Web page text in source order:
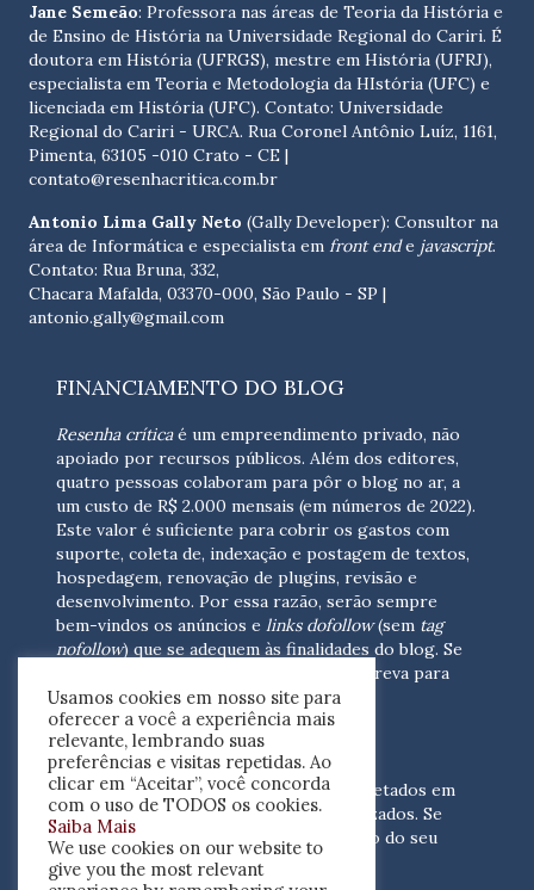
Jane Semeão: Professora nas áreas de Teoria da História e
de Ensino de História na Universidade Regional do Cariri. É
doutora em História (UFRGS), mestre em História (UFRJ),
especialista em Teoria e Metodologia da HIstória (UFC) e
licenciada em História (UFC). Contato: Universidade
Regional do Cariri - URCA. Rua Coronel Antônio Luíz, 1161,
Pimenta, 63105 -010 Crato - CE |
contato@resenhacritica.com.br
Antonio Lima Gally Neto (Gally Developer): Consultor na
área de Informática e especialista em front ende javascript.
Contato: Rua Bruna, 332,
Chacara Mafalda, 03370-000, São Paulo - SP |
antonio.gally@gmail.com
FINANCIAMENTO DO BLOG
Resenha críticaé um empreendimento privado, não
apoiado por recursos públicos. Além dos editores,
quatro pessoas colaboram para pôr o blog no ar, a
um custo de R$ 2.000 mensais (em números de 2022).
Este valor é suficiente para cobrir os gastos com
suporte, coleta de, indexação e postagem de textos,
hospedagem, renovação de plugins, revisão e
desenvolvimento. Por essa razão, serão sempre
bem-vindos os anúncios e links dofollow(sem tag
nofollow) que se adequem às finalidades do blog. Se
escreva para
nós(contato@resenhacritica.com.br)
FONTES E ACERVO
As resenhas, dossiês e sumários são coletados em
periódicos acadêmicos e sites especializados. Se
você tem interesse em divulgar o acervo do seu
periódico, escreva para nós
(contato@resenhacritica.com.br)
Usamos cookies em nosso site para
oferecer a você a experiência mais
relevante, lembrando suas
preferências e visitas repetidas. Ao
clicar em “Aceitar”, você concorda
com o uso de TODOS os cookies.
Saiba Mais
We use cookies on our website to
give you the most relevant